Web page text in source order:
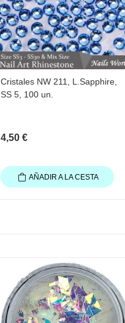
Cristales NW 211, L.Sapphire,
SS 5, 100 un.
4,50 €
AÑADIR A LA CESTA